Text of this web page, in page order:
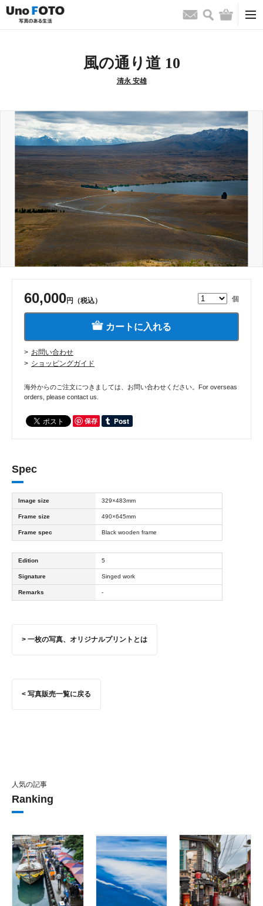
お問い合わせ
検索 バッグ
風の通り道 10
清永 安雄
60,000円（税込） 個
カートに入れる
お問い合わせ
ショッピングガイド
海外からのご注文につきましては、お問い合わせください。For overseas
orders, please contact us.
保存
Spec
Image size 329×483mm
Frame size 490×645mm
Frame spec Black wooden frame
Edition 5
Signature Singed work
Remarks -
> 一枚の写真、オリジナルプリントとは
< 写真販売一覧に戻る
人気の記事
Ranking